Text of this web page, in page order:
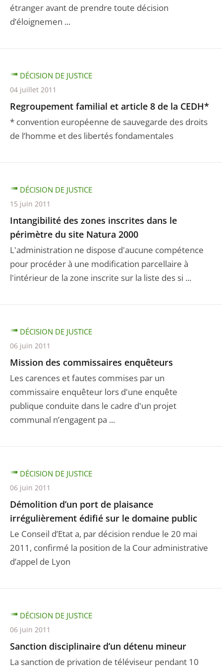
étranger avant de prendre toute décision
d’éloignemen ...
Regroupement familial et article 8 de la CEDH*
* convention européenne de sauvegarde des droits
de l’homme et des libertés fondamentales
DÉCISION DE JUSTICE
04 juillet 2011
Intangibilité des zones inscrites dans le
périmètre du site Natura 2000
L'administration ne dispose d'aucune compétence
pour procéder à une modification parcellaire à
l'intérieur de la zone inscrite sur la liste des si ...
DÉCISION DE JUSTICE
15 juin 2011
Mission des commissaires enquêteurs
Les carences et fautes commises par un
commissaire enquêteur lors d'une enquête
publique conduite dans le cadre d'un projet
communal n’engagent pa ...
DÉCISION DE JUSTICE
06 juin 2011
Démolition d’un port de plaisance
irrégulièrement édifié sur le domaine public
Le Conseil d’Etat a, par décision rendue le 20 mai
2011, confirmé la position de la Cour administrative
d’appel de Lyon
DÉCISION DE JUSTICE
06 juin 2011
Sanction disciplinaire d’un détenu mineur
La sanction de privation de téléviseur pendant 10
DÉCISION DE JUSTICE
06 juin 2011